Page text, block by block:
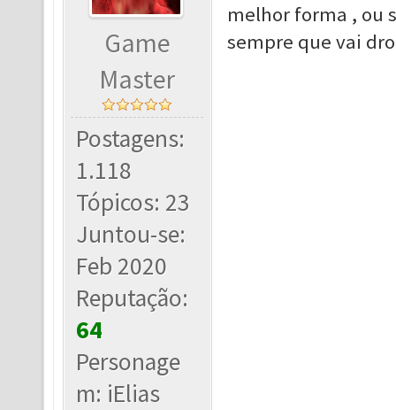
Game
Master
Postagens:
1.118
Tópicos: 23
Juntou-se:
Feb 2020
Reputação:
64
Personage
m: iElias
melhor forma , ou
sempre que vai